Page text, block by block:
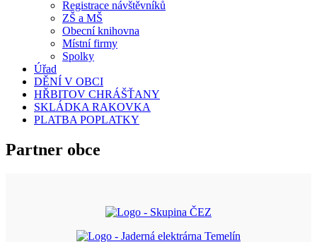
Registrace návštěvníků
ZŠ a MŠ
Obecní knihovna
Místní firmy
Spolky
Úřad
DĚNÍ V OBCI
HŘBITOV CHRÁŠŤANY
SKLÁDKA RAKOVKA
PLATBA POPLATKY
Partner obce